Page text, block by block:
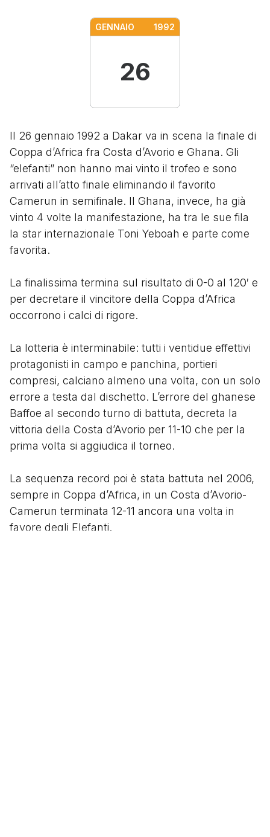
GENNAIO 1992
26
Il 26 gennaio 1992 a Dakar va in scena la finale di
Coppa d’Africa fra Costa d’Avorio e Ghana. Gli
“elefanti” non hanno mai vinto il trofeo e sono
arrivati all’atto finale eliminando il favorito
Camerun in semifinale. Il Ghana, invece, ha già
vinto 4 volte la manifestazione, ha tra le sue fila
la star internazionale Toni Yeboah e parte come
favorita.
La finalissima termina sul risultato di 0-0 al 120′ e
per decretare il vincitore della Coppa d’Africa
occorrono i calci di rigore.
La lotteria è interminabile: tutti i ventidue effettivi
protagonisti in campo e panchina, portieri
compresi, calciano almeno una volta, con un solo
errore a testa dal dischetto. L’errore del ghanese
Baffoe al secondo turno di battuta, decreta la
vittoria della Costa d’Avorio per 11-10 che per la
prima volta si aggiudica il torneo.
La sequenza record poi è stata battuta nel 2006,
sempre in Coppa d’Africa, in un Costa d’Avorio-
Camerun terminata 12-11 ancora una volta in
favore degli Elefanti.